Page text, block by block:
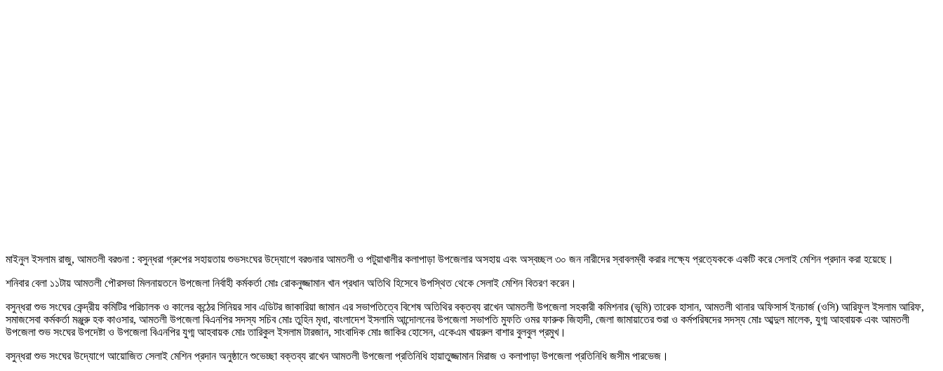
মাইনুল ইসলাম রাজু, আমতলী বরগুনা : বসুন্ধরা গ্রুপের সহায়তায় শুভসংঘের উদ্যোগে বরগুনার আমতলী ও পটুয়াখালীর কলাপাড়া উপজেলার অসহায় এবং অস্বচ্ছল ৩০ জন নারীদের স্বাবলম্বী করার লক্ষ্যে প্রত্যেককে একটি করে সেলাই মেশিন প্রদান করা হয়েছে।
শনিবার বেলা ১১টায় আমতলী পৌরসভা মিলনায়তনে উপজেলা নির্বাহী কর্মকর্তা মোঃ রোকনুজ্জামান খান প্রধান অতিথি হিসেবে উপস্থিত থেকে সেলাই মেশিন বিতরণ করেন।
বসুন্ধরা শুভ সংঘের কেন্দ্রীয় কমিটির পরিচালক ও কালের কন্ঠের সিনিয়র সাব এডিটর জাকারিয়া জামান এর সভাপতিত্বে বিশেষ অতিথির বক্তব্য রাখেন আমতলী উপজেলা সহকারী কমিশনার (ভূমি) তারেক হাসান, আমতলী থানার অফিসার্স ইনচার্জ (ওসি) আরিফুল ইসলাম আরিফ,
সমাজসেবা কর্মকর্তা মঞ্জুরু হক কাওসার, আমতলী উপজেলা বিএনপির সদস্য সচিব মোঃ তুহিন মৃধা, বাংলাদেশ ইসলামি আন্দোলনের উপজেলা সভাপতি মুফতি ওমর ফারুক জিহাদী, জেলা জামায়াতের শুরা ও কর্মপরিষদের সদস্য মোঃ আব্দুল মালেক, যুগ্ম আহবায়ক এবং আমতলী
উপজেলা শুভ সংঘের উপদেষ্টা ও উপজেলা বিএনপির যুগ্ম আহবায়ক মোঃ তারিকুল ইসলাম টারজান, সাংবাদিক মোঃ জাকির হোসেন, একেএম খায়রুল বাশার বুলবুল প্রমুখ।
বসুন্ধরা শুভ সংঘের উদ্যোগে আয়োজিত সেলাই মেশিন প্রদান অনুষ্ঠানে শুভেচ্ছা বক্তব্য রাখেন আমতলী উপজেলা প্রতিনিধি হায়াতুজ্জামান মিরাজ ও কলাপাড়া উপজেলা প্রতিনিধি জসীম পারভেজ।